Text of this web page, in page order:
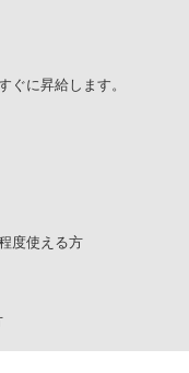
に昇給します。
度使える方